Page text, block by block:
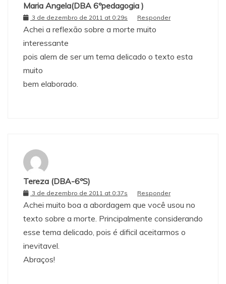
Maria Angela(DBA 6ºpedagogia )
3 de dezembro de 2011 at 0:29s Responder
Achei a reflexão sobre a morte muito
interessante
pois alem de ser um tema delicado o texto esta
muito
bem elaborado.
Tereza (DBA-6ºS)
3 de dezembro de 2011 at 0:37s Responder
Achei muito boa a abordagem que você usou no
texto sobre a morte. Principalmente considerando
esse tema delicado, pois é dificil aceitarmos o
inevitavel.
Abraços!